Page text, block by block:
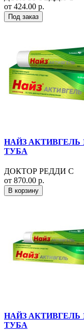
от 424.00 р.
Под заказ
НАЙЗ АКТИВГЕЛЬ
ТУБА
ДОКТОР РЕДДИ С
от 870.00 р.
В корзину
НАЙЗ АКТИВГЕЛЬ
ТУБА